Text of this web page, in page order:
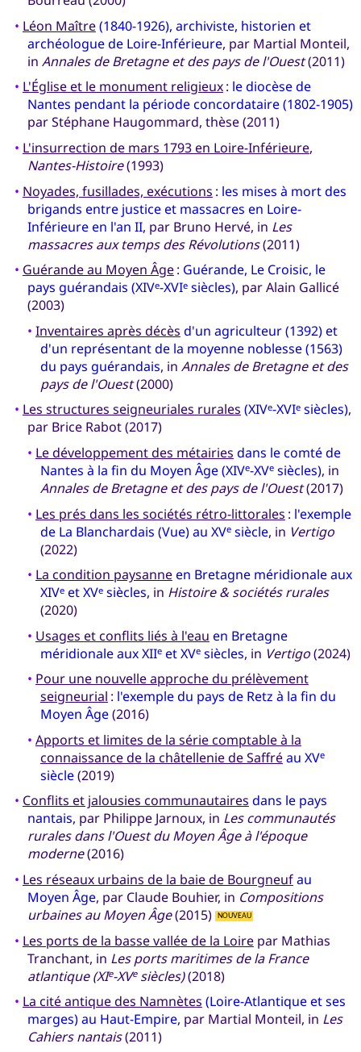
• Léon Maître(1840-1926), archiviste, historien et
archéologue de Loire-Inférieure, par Martial Monteil,
in Annales de Bretagne et des pays de l'Ouest(2011)
• L'Église et le monument religieux: le diocèse de
Nantes pendant la période concordataire (1802-1905)
par Stéphane Haugommard, thèse (2011)
• L'insurrection de mars 1793 en Loire-Inférieure,
Nantes-Histoire(1993)
• Noyades, fusillades, exécutions : les mises à mort des
brigands entre justice et massacres en Loire-
Inférieure en l'an II, par Bruno Hervé, in Les
massacres aux temps des Révolutions(2011)
• Guérande au Moyen Âge: Guérande, Le Croisic, le
pays guérandais (XIVe-XVIesiècles), par Alain Gallicé
(2003)
• Inventaires après décès d'un agriculteur (1392) et
d'un représentant de la moyenne noblesse (1563)
du pays guérandais, in Annales de Bretagne et des
pays de l'Ouest(2000)
• Les structures seigneuriales rurales (XIVe-XVIesiècles),
par Brice Rabot (2017)
• Le développement des métairies dans le comté de
Nantes à la fin du Moyen Âge (XIVe-XVesiècles), in
Annales de Bretagne et des pays de l'Ouest(2017)
• Les prés dans les sociétés rétro-littorales : l'exemple
de La Blanchardais (Vue) au XVesiècle, in Vertigo
(2022)
• La condition paysanneen Bretagne méridionale aux
XIVeet XVesiècles, in Histoire & sociétés rurales
(2020)
• Usages et conflits liés à l'eau en Bretagne
méridionale aux XIIeet XVesiècles, in Vertigo(2024)
• Pour une nouvelle approche du prélèvement
seigneurial : l'exemple du pays de Retz à la fin du
Moyen Âge(2016)
• Apports et limites de la série comptable à la
connaissance de la châtellenie de Saffréau XVe
siècle(2019)
• Conflits et jalousies communautaires dans le pays
nantais, par Philippe Jarnoux, in Les communautés
rurales dans l'Ouest du Moyen Âge à l'époque
moderne(2016)
• Les réseaux urbains de la baie de Bourgneufau
Moyen Âge, par Claude Bouhier, in Compositions
urbaines au Moyen Âge(2015) NOUVEAU
• Les ports de la basse vallée de la Loirepar Mathias
Tranchant, in Les ports maritimes de la France
atlantique (XIe-XVesiècles)(2018)
• La cité antique des Namnètes (Loire-Atlantique et ses
marges) au Haut-Empire, par Martial Monteil, in Les
Cahiers nantais(2011)